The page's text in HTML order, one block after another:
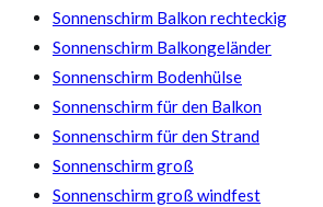
Sonnenschirm Balkon rechteckig
Sonnenschirm Balkongeländer
Sonnenschirm Bodenhülse
Sonnenschirm für den Balkon
Sonnenschirm für den Strand
Sonnenschirm groß
Sonnenschirm groß windfest